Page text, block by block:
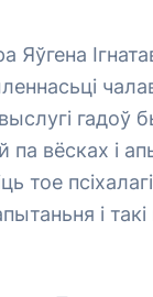
гадоў
па вёсках і
тое
і такі